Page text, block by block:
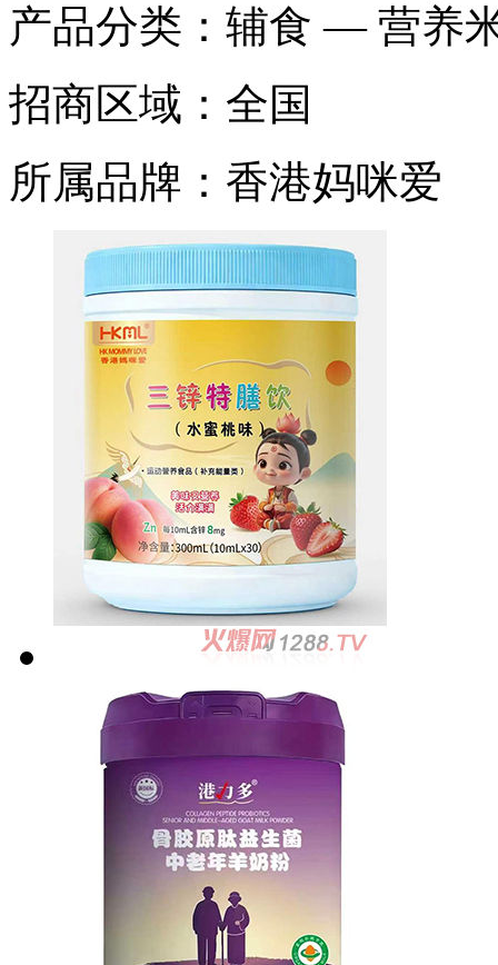
产品分类： 辅食 — 营养
招商区域： 全国
所属品牌： 香港妈咪爱